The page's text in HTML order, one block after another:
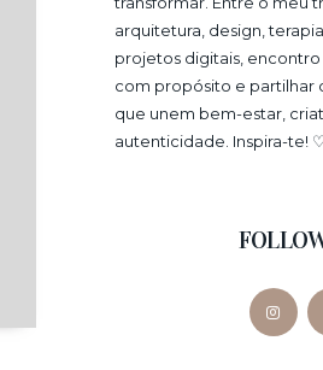
arquitetura, design,
projetos digitais,
com propósito e partilhar
que unem bem-estar,
autenticidade. Inspira-te!